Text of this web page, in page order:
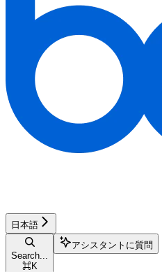
日本語
Search...
⌘K
アシスタントに質問